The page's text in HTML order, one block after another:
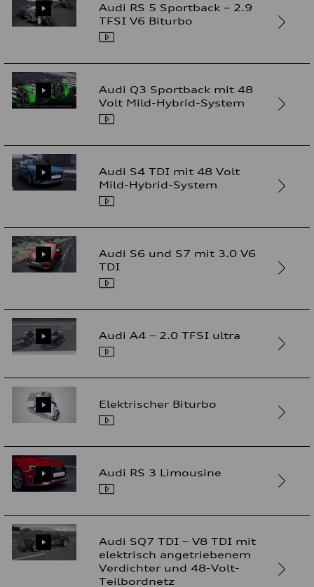
Audi RS 5 Sportback – 2.9
TFSI V6 Biturbo
Audi Q3 Sportback mit 48
Volt Mild-Hybrid-System
Audi S4 TDI mit 48 Volt
Mild-Hybrid-System
Audi S6 und S7 mit 3.0 V6
TDI
Audi A4 – 2.0 TFSI ultra
Elektrischer Biturbo
Audi RS 3 Limousine
Audi SQ7 TDI – V8 TDI mit
elektrisch angetriebenem
Verdichter und 48-Volt-
Teilbordnetz